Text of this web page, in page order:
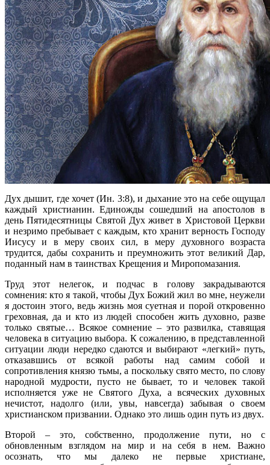
Дух дышит, где хочет (Ин. 3:8), и дыхание это на себе ощущал
каждый христианин. Единожды сошедший на апостолов в
день Пятидесятницы Святой Дух живет в Христовой Церкви
и незримо пребывает с каждым, кто хранит верность Господу
Иисусу и в меру своих сил, в меру духовного возраста
трудится, дабы сохранить и преумножить этот великий Дар,
поданный нам в таинствах Крещения и Миропомазания.
Труд этот нелегок, и подчас в голову закрадываются
сомнения: кто я такой, чтобы Дух Божий жил во мне, неужели
я достоин этого, ведь жизнь моя суетная и порой откровенно
греховная, да и кто из людей способен жить духовно, разве
только святые… Всякое сомнение – это развилка, ставящая
человека в ситуацию выбора. К сожалению, в представленной
ситуации люди нередко сдаются и выбирают «легкий» путь,
отказавшись от всякой работы над самим собой и
сопротивления князю тьмы, а поскольку свято место, по слову
народной мудрости, пусто не бывает, то и человек такой
исполняется уже не Святого Духа, а всяческих духовных
нечистот, надолго (или, увы, навсегда) забывая о своем
христианском призвании. Однако это лишь один путь из двух.
Второй – это, собственно, продолжение пути, но с
обновленным взглядом на мир и на себя в нем. Важно
осознать, что мы далеко не первые христиане,